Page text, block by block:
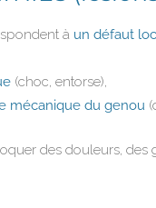
à un défaut
(choc, entorse),
mécanique du genou
des douleurs, des